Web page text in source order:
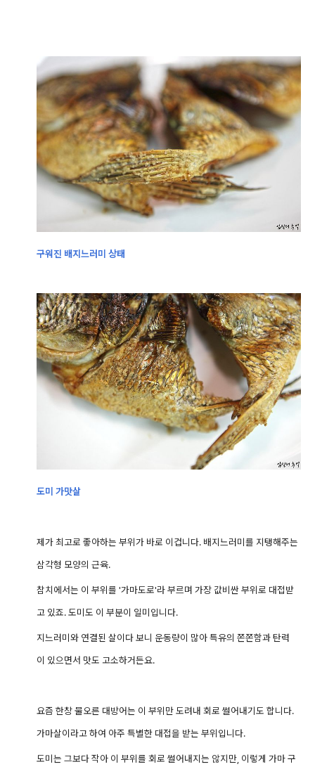
구워진 배지느러미 상태
도미 가맛살
제가 최고로 좋아하는 부위가 바로 이겁니다. 배지느러미를 지탱해주는
삼각형 모양의 근육.
참치에서는 이 부위를 '가마도로'라 부르며 가장 값비싼 부위로 대접받
고 있죠.도미도 이 부분이 일미입니다.
지느러미와 연결된 살이다 보니 운동량이 많아 특유의 쫀쫀함과 탄력
이 있으면서 맛도 고소하거든요.
요즘 한창 물오른 대방어는 이 부위만 도려내 회로 썰어내기도 합니다.
가마살이라고 하여 아주 특별한 대접을 받는 부위입니다.
도미는 그보다 작아 이 부위를 회로 썰어내지는 않지만, 이렇게 가마 구